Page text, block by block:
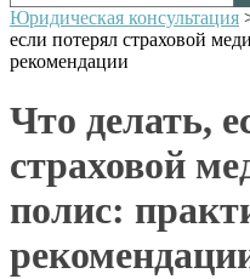
Юридическая консультация
если потерял страховой
рекомендации
Что делать,
страховой
полис: